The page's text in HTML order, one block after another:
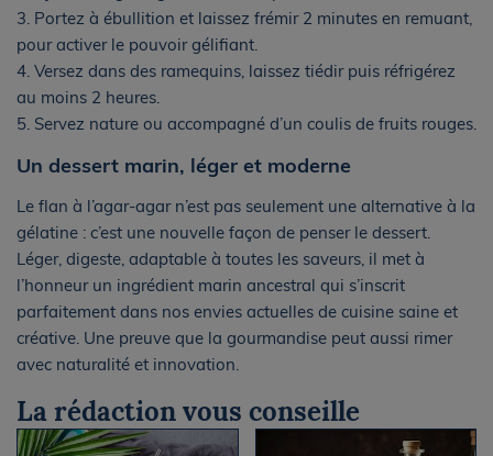
3. Portez à ébullition et laissez frémir 2 minutes en remuant,
pour activer le pouvoir gélifiant.
4. Versez dans des ramequins, laissez tiédir puis réfrigérez
au moins 2 heures.
5. Servez nature ou accompagné d’un coulis de fruits rouges.
Un dessert marin, léger et moderne
Le flan à l’agar-agar n’est pas seulement une alternative à la
gélatine : c’est une nouvelle façon de penser le dessert.
Léger, digeste, adaptable à toutes les saveurs, il met à
l’honneur un ingrédient marin ancestral qui s’inscrit
parfaitement dans nos envies actuelles de cuisine saine et
créative. Une preuve que la gourmandise peut aussi rimer
avec naturalité et innovation.
La rédaction vous conseille